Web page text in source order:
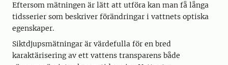
Eftersom mätningen är lätt att utföra kan man få långa
tidsserier som beskriver förändringar i vattnets optiska
egenskaper.
Siktdjupsmätningar är värdefulla för en bred
karaktärisering av ett vattens transparens både